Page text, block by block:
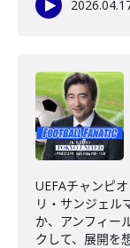
UEFAチャンピ
リ・サンジェル
か、アンフィー
クして、展開を